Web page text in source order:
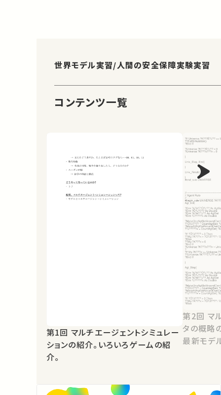
世界モデル実習/人間の安全保障実験実習
コンテンツ一覧
第1回 マルチエージェントシミュレー
ションの紹介。いろいろゲームの紹
介。
第2回 マルチエージェントシミュレー
タの概略
最新モデ